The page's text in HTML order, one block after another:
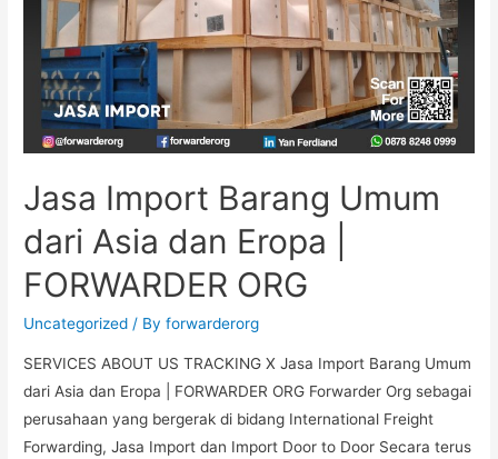
Jasa Import Barang Umum
dari Asia dan Eropa |
FORWARDER ORG
Uncategorized / Byforwarderorg
SERVICES ABOUT US TRACKING X Jasa Import Barang Umum
dari Asia dan Eropa | FORWARDER ORG Forwarder Org sebagai
perusahaan yang bergerak di bidang International Freight
Forwarding, Jasa Import dan Import Door to Door Secara terus